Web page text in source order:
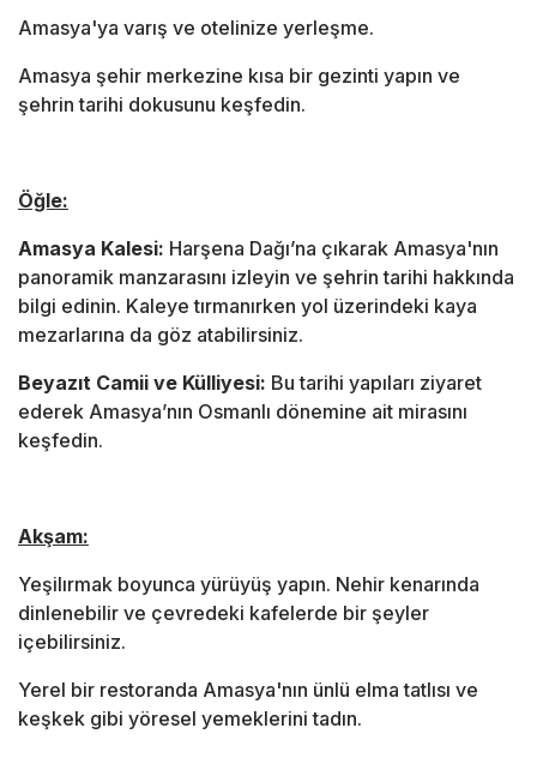
Amasya'ya varış ve otelinize yerleşme.
Amasya şehir merkezine kısa bir gezinti yapın ve
şehrin tarihi dokusunu keşfedin.
Öğle:
Amasya Kalesi: Harşena Dağı’na çıkarak Amasya'nın
panoramik manzarasını izleyin ve şehrin tarihi hakkında
bilgi edinin. Kaleye tırmanırken yol üzerindeki kaya
mezarlarına da göz atabilirsiniz.
Beyazıt Camii ve Külliyesi: Bu tarihi yapıları ziyaret
ederek Amasya’nın Osmanlı dönemine ait mirasını
keşfedin.
Akşam:
Yeşilırmak boyunca yürüyüş yapın. Nehir kenarında
dinlenebilir ve çevredeki kafelerde bir şeyler
içebilirsiniz.
Yerel bir restoranda Amasya'nın ünlü elma tatlısı ve
keşkek gibi yöresel yemeklerini tadın.